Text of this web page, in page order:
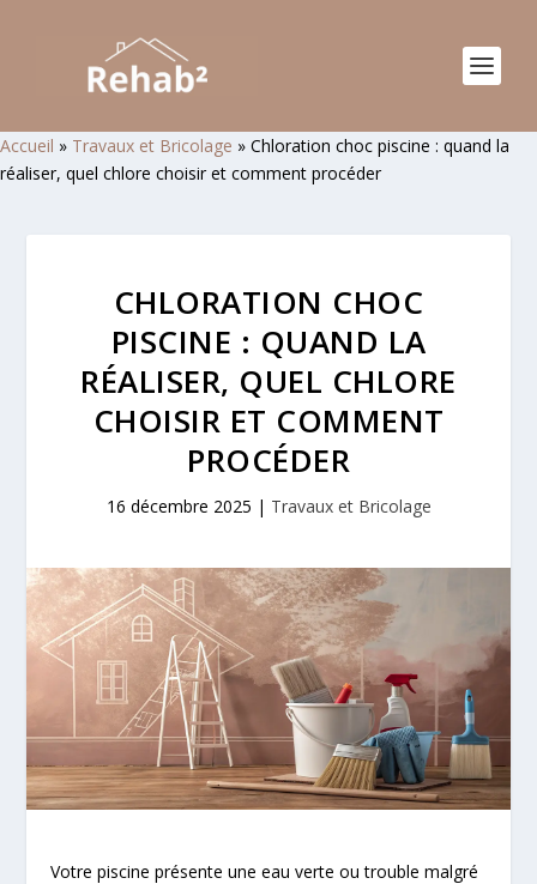
Accueil » Travaux et Bricolage » Chloration choc piscine : quand la
réaliser, quel chlore choisir et comment procéder
CHLORATION CHOC
PISCINE : QUAND LA
RÉALISER, QUEL CHLORE
CHOISIR ET COMMENT
PROCÉDER
16 décembre 2025 | Travaux et Bricolage
Votre piscine présente une eau verte ou trouble malgré